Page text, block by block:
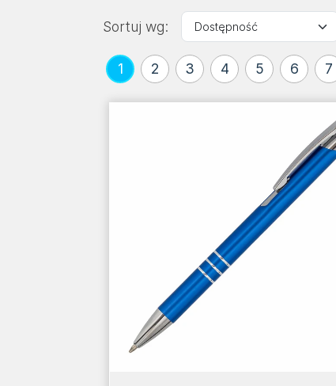
Sortuj wg:
1 2 3 4 5 6 7